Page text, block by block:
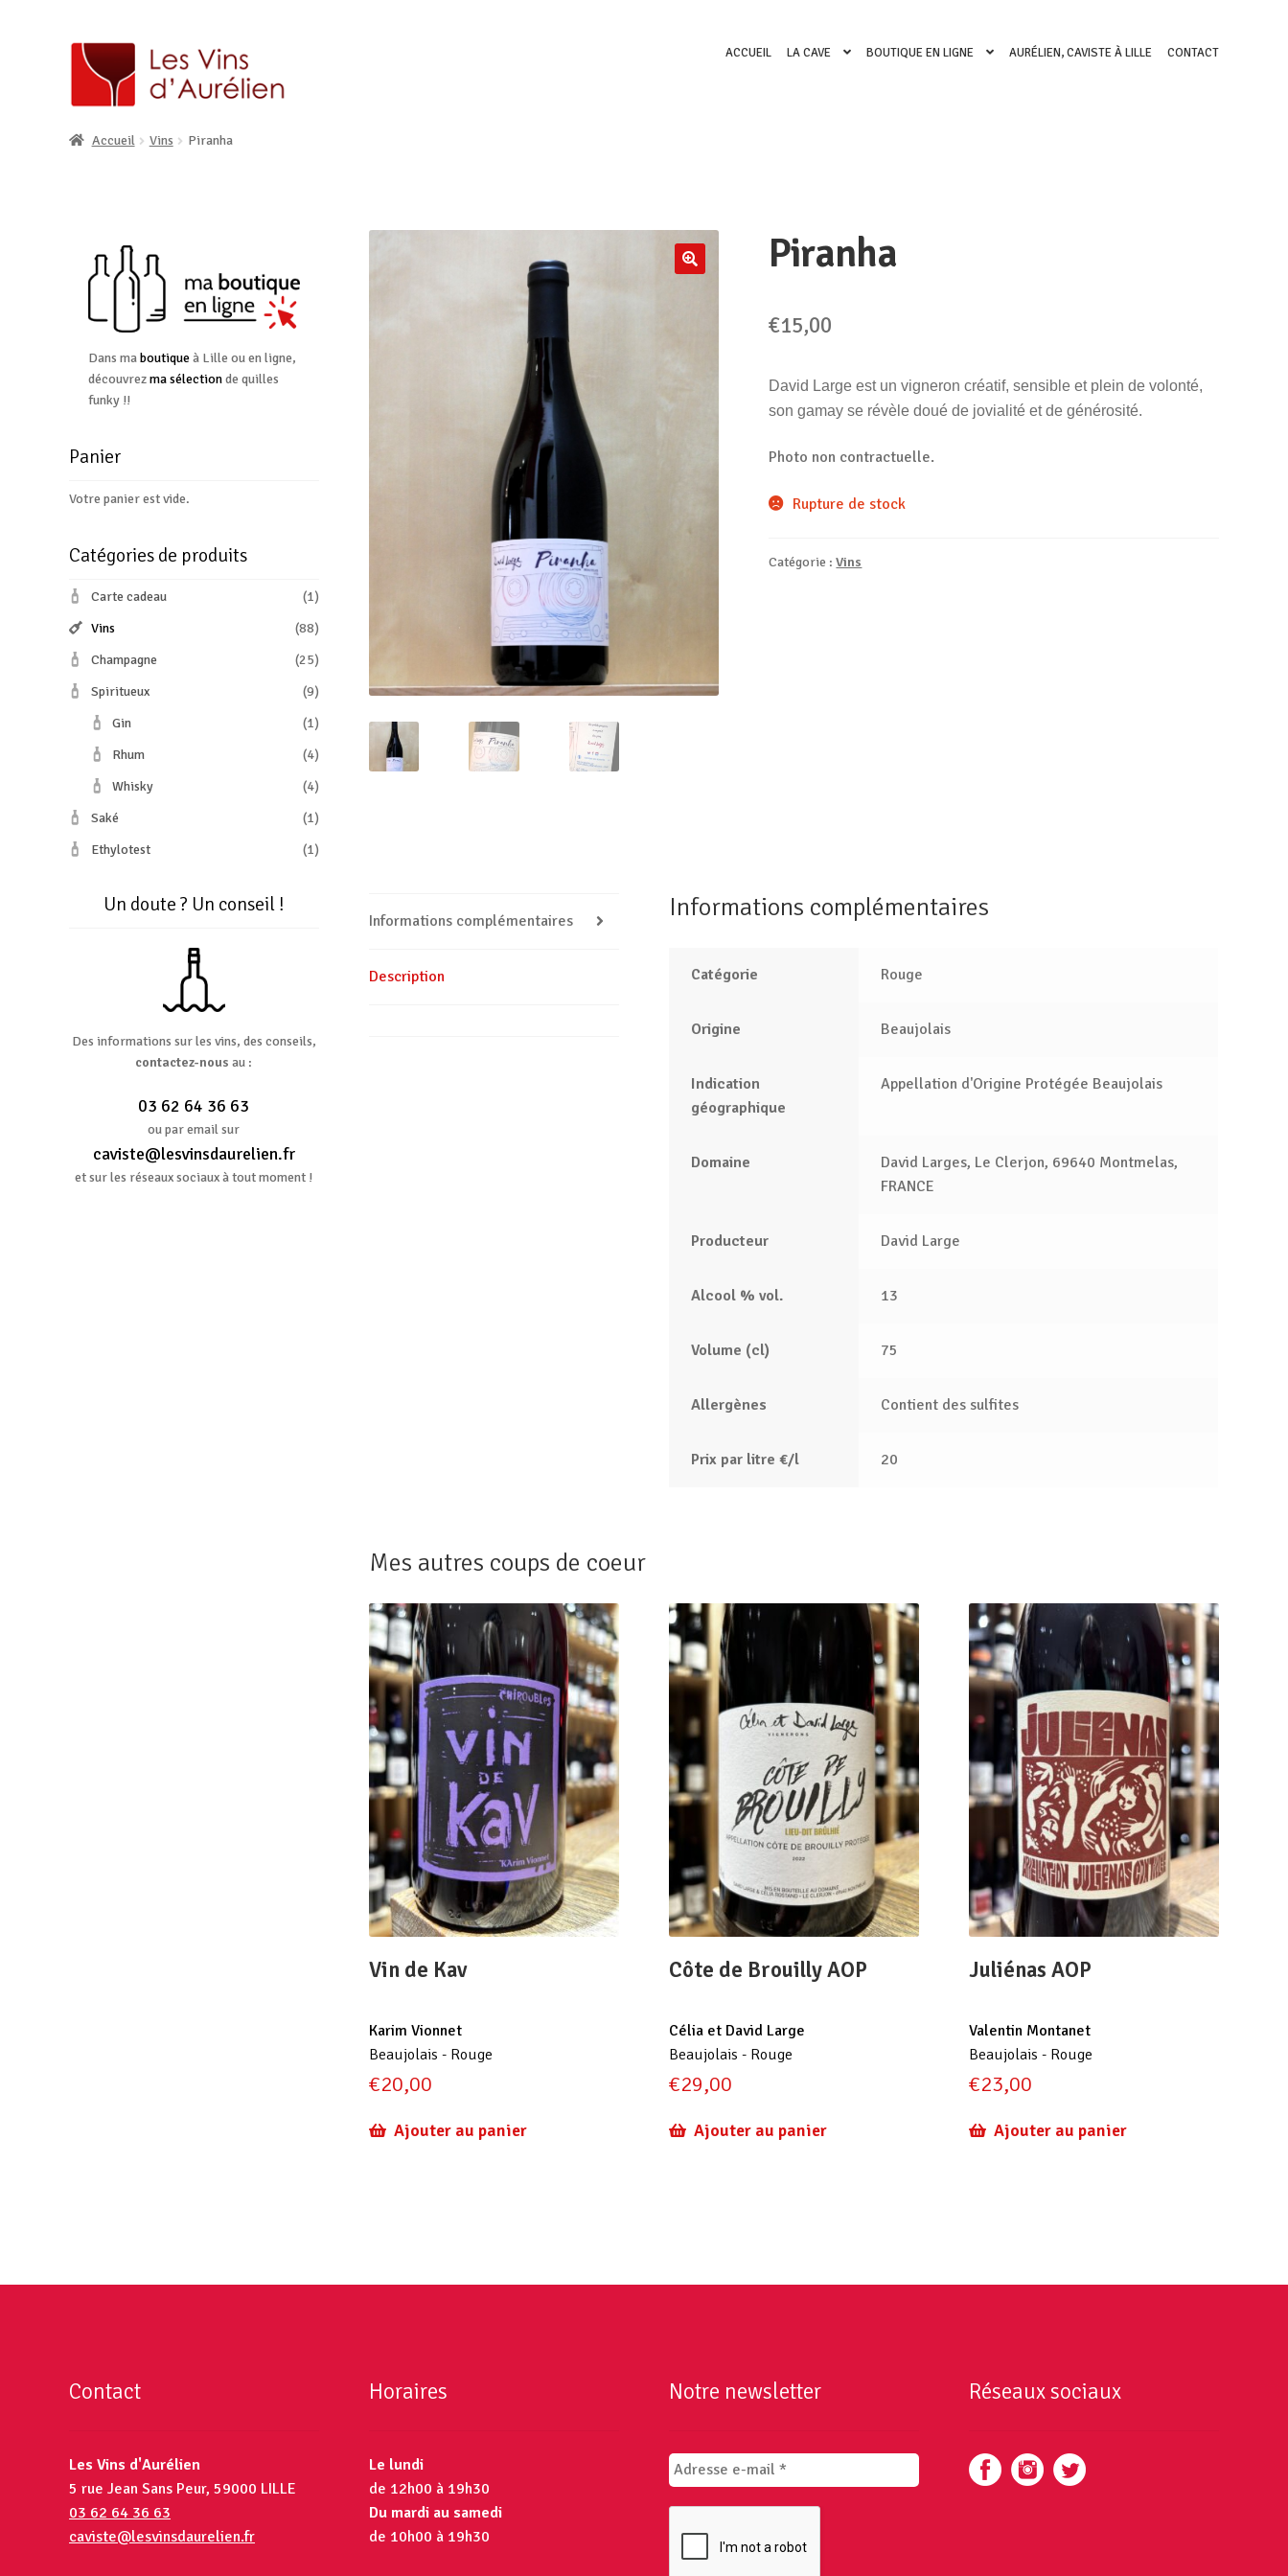
ACCUEIL LA CAVE BOUTIQUE EN LIGNE AURÉLIEN, CAVISTE À LILLE CONTACT
Accueil Vins Piranha
Piranha
€15,00
David Large est un vigneron créatif, sensible et plein de volonté,
son gamay se révèle doué de jovialité et de générosité.
Photo non contractuelle.
Rupture de stock
Catégorie :Vins
Informations complémentaires
Description
Informations complémentaires
Catégorie Rouge
Origine Beaujolais
Indication
géographique
Appellation d'Origine Protégée Beaujolais
Domaine
David Larges, Le Clerjon, 69640 Montmelas,
FRANCE
Producteur David Large
Alcool % vol. 13
Volume (cl) 75
Allergènes Contient des sulfites
Prix par litre €/l 20
Mes autres coups de coeur
Vin de Kav
Karim Vionnet
Beaujolais - Rouge
€20,00
Ajouter au panier
Côte de Brouilly AOP
Célia et David Large
Beaujolais - Rouge
€29,00
Ajouter au panier
Juliénas AOP
Valentin Montanet
Beaujolais - Rouge
€23,00
Ajouter au panier
Dans maboutiqueà Lille ou en ligne,
découvrezma sélectionde quilles
funky !!
Panier
Votre panier est vide.
Catégories de produits
Carte cadeau
(1)
Vins
(88)
Champagne
(25)
Spiritueux
(9)
Gin
(1)
Rhum
(4)
Whisky
(4)
Saké
(1)
Ethylotest
(1)
Un doute ? Un conseil !
Des informations sur les vins, des conseils,
contactez-nousau :
03 62 64 36 63
ou par email sur
caviste@lesvinsdaurelien.fr
et sur les réseaux sociaux à tout moment !
Contact
Les Vins d'Aurélien
5 rue Jean Sans Peur, 59000 LILLE
03 62 64 36 63
caviste@lesvinsdaurelien.fr
Horaires
Le lundi
de 12h00 à 19h30
Du mardi au samedi
de 10h00 à 19h30
Notre newsletter Réseaux sociaux